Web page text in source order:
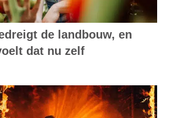
de landbouw, en
dat nu zelf